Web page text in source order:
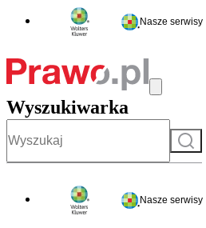
Nasze serwisy
Wyszukiwarka
Szukaj
Nasze serwisy